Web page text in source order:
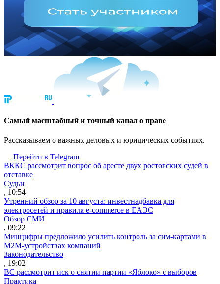
Cамый масштабный и точный канал о праве
Рассказываем о важных деловых и юридических событиях.
Перейти в Telegram
ВККС рассмотрит вопрос об аресте двух ростовских судей в
отставке
Судьи
, 10:54
Утренний обзор за 10 августа: инвестнадбавка для
электросетей и правила e-commerce в ЕАЭС
Обзор СМИ
, 09:22
Минцифры предложило усилить контроль за сим-картами в
M2M-устройствах компаний
Законодательство
, 19:02
ВС рассмотрит иск о снятии партии «Яблоко» с выборов
Практика